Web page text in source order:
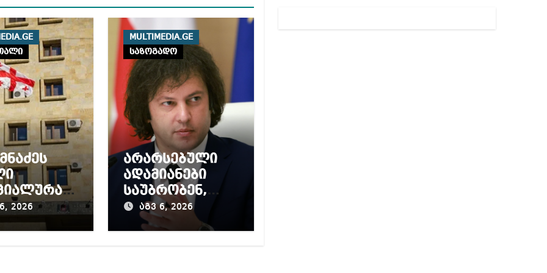
–
2026
MULTIMEDIA.GE
საზოგადო
არარსებული
ადამიანები
საუბრობენ,
თითქოს
საქართველოში
აგვ 6, 2026